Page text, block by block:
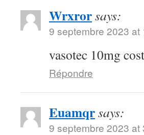
Wrxrorsays:
9 septembre 2023 at
vasotec 10mg cost
Répondre
Euamqrsays:
9 septembre 2023 at